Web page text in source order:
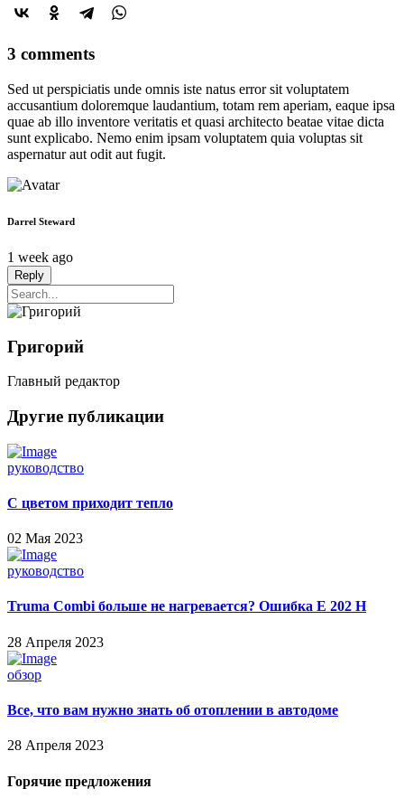
3 comments
Sed ut perspiciatis unde omnis iste natus error sit voluptatem
accusantium doloremque laudantium, totam rem aperiam, eaque ipsa
quae ab illo inventore veritatis et quasi architecto beatae vitae dicta
sunt explicabo. Nemo enim ipsam voluptatem quia voluptas sit
aspernatur aut odit aut fugit.
Darrel Steward
1 week ago
Reply
Григорий
Главный редактор
Другие публикации
руководство
С цветом приходит тепло
02 Мая 2023
руководство
Truma Combi больше не нагревается? Ошибка E 202 H
28 Апреля 2023
обзор
Все, что вам нужно знать об отоплении в автодоме
28 Апреля 2023
Горячие предложения